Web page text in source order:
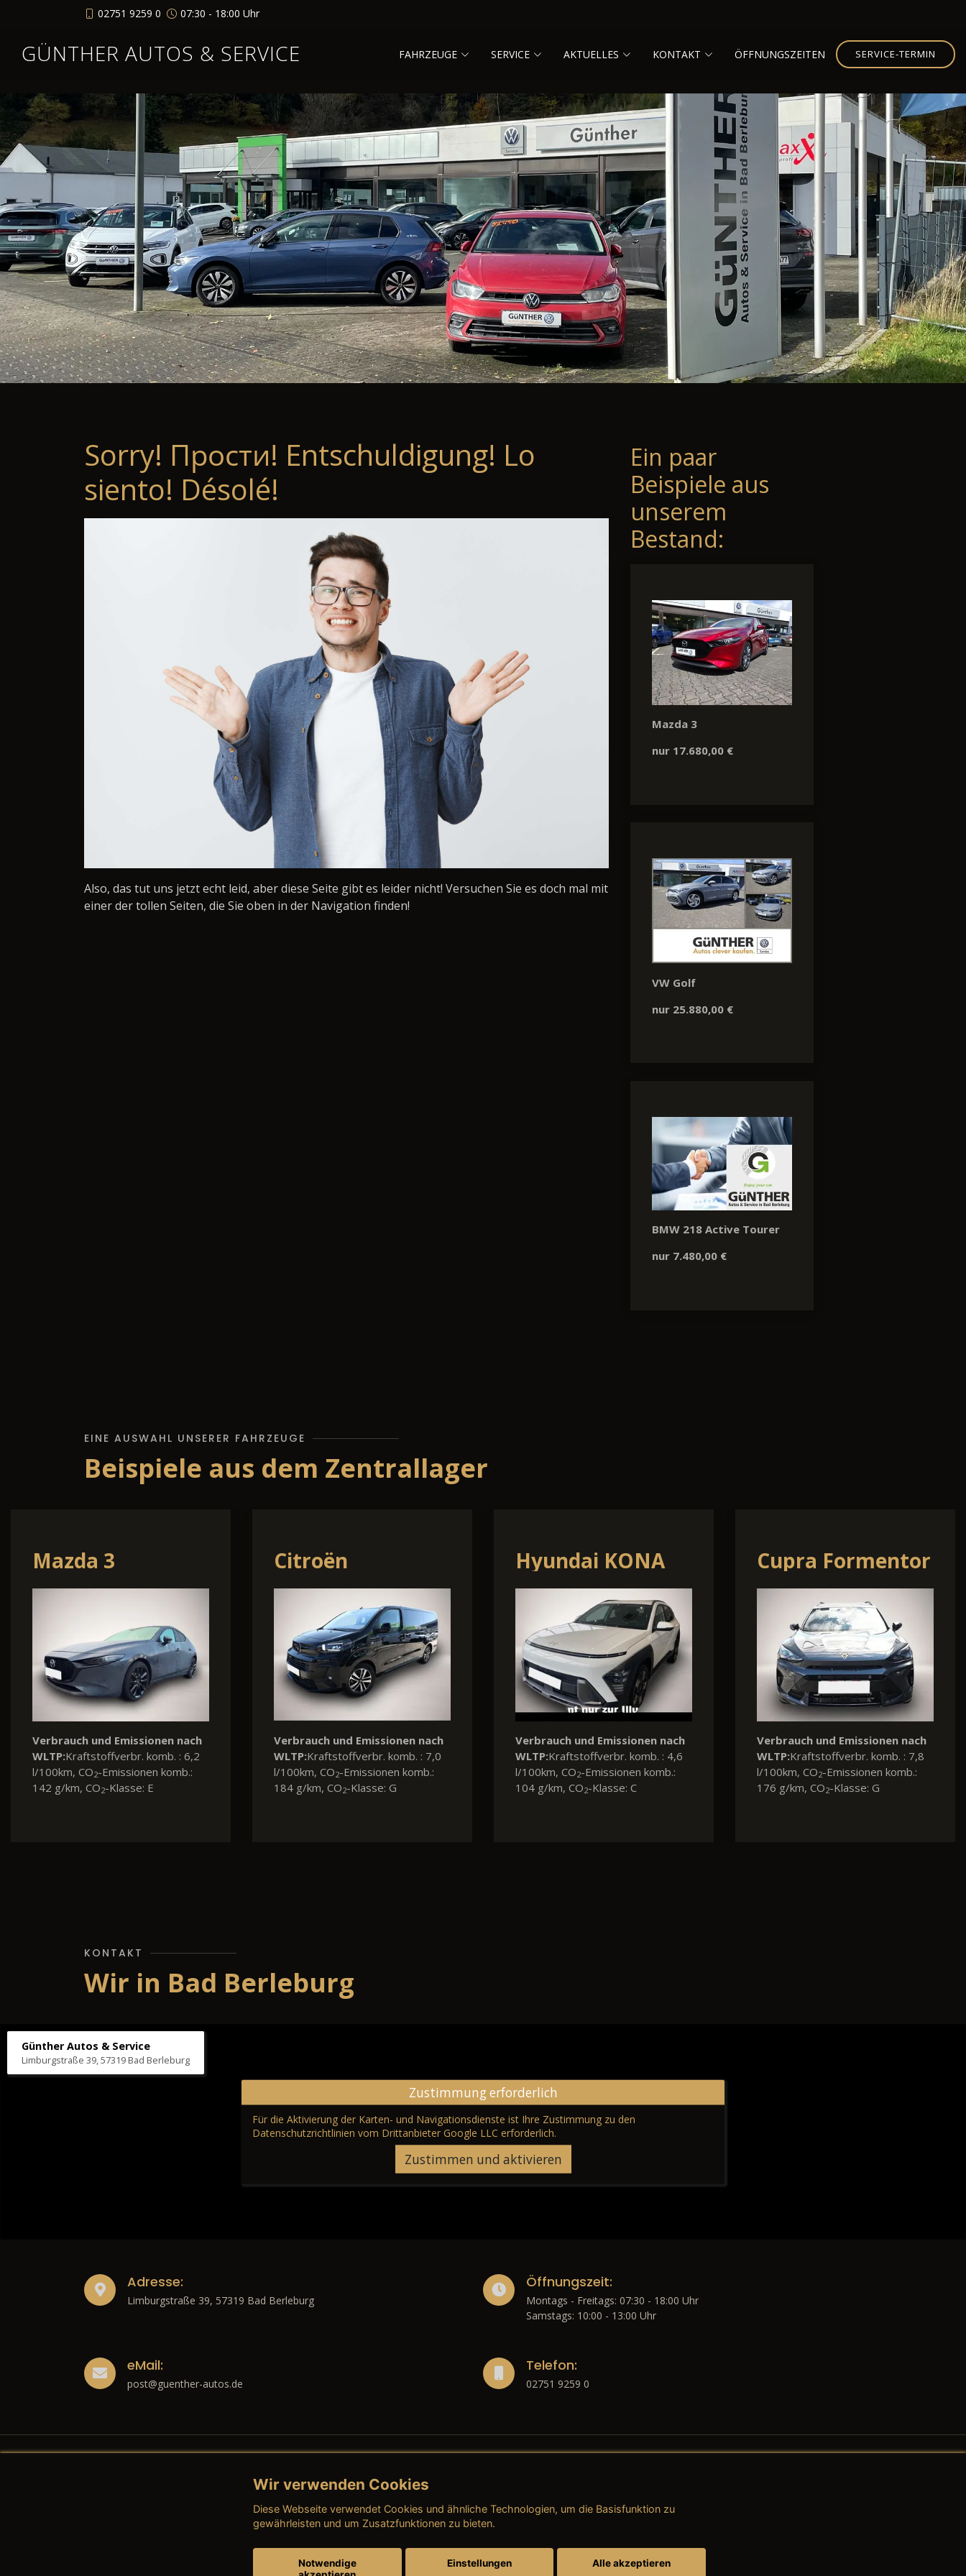
02751 9259 0 07:30 - 18:00 Uhr
GÜNTHER AUTOS & SERVICE FAHRZEUGE SERVICE AKTUELLES KONTAKT ÖFFNUNGSZEITEN SERVICE-TERMIN
Sorry! Прости! Entschuldigung! Lo
siento! Désolé!
Also, das tut uns jetzt echt leid, aber diese Seite gibt es leider nicht! Versuchen Sie es doch mal mit
einer der tollen Seiten, die Sie oben in der Navigation finden!
Ein paar
Beispiele aus
unserem
Bestand:
Mazda 3
nur 17.680,00 €
VW Golf
nur 25.880,00 €
BMW 218 Active Tourer
nur 7.480,00 €
EINE AUSWAHL UNSERER FAHRZEUGE
Beispiele aus dem Zentrallager
Hyundai TUCSON Volkswagen Polo Skoda Kamiq
Verbrauch und Emissionen nach
WLTP:Kraftstoffverbr. komb. : 5,3
l/100km, CO2-Emissionen komb.:
120 g/km, CO2-Klasse: D
Volvo V60
KONTAKT
Wir in Bad Berleburg
Günther Autos & Service
Limburgstraße 39, 57319 Bad Berleburg
Zustimmung erforderlich
Für die Aktivierung der Karten- und Navigationsdienste ist Ihre Zustimmung zu den
Datenschutzrichtlinien vom Drittanbieter Google LLC erforderlich.
Zustimmen und aktivieren
Adresse:
Limburgstraße 39, 57319 Bad Berleburg
Öffnungszeit:
Montags - Freitags: 07:30 - 18:00 Uhr
Samstags: 10:00 - 13:00 Uhr
eMail:
post@guenther-autos.de
Telefon:
02751 9259 0
Rechtliches
→ Impressum
→ AGB (Neuwagen)
→ AGB (Teile & Zubehör)
Wir verwenden Cookies
Diese Webseite verwendet Cookies und ähnliche Technologien, um die Basisfunktion zu
gewährleisten und um Zusatzfunktionen zu bieten.
Notwendige
Einstellungen Alle akzeptieren